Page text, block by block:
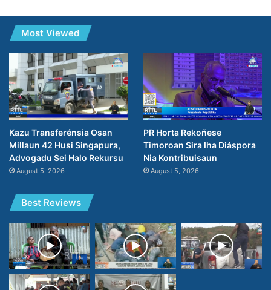
Most Viewed
Kazu Transferénsia Osan
Millaun 42 Husi Singapura,
Advogadu Sei Halo Rekursu
August 5, 2026
PR Horta Rekoñese
Timoroan Sira Iha Diáspora
Nia Kontribuisaun
August 5, 2026
Best Reviews